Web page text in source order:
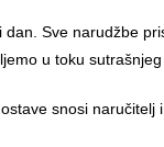
Sve narudžbe
u toku sutrašnjeg
snosi naručitelj